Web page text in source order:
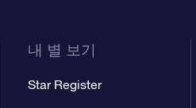
내 별 보기
Star Register